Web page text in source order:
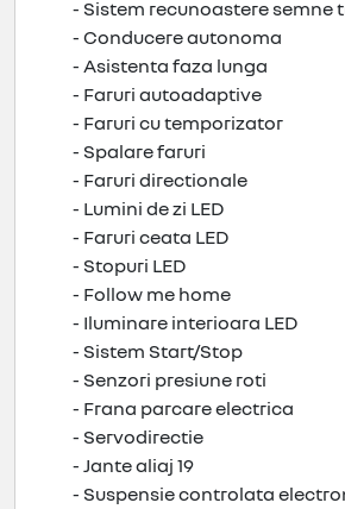
- Sistem recunoastere semne
- Conducere autonoma
- Asistenta faza lunga
- Faruri autoadaptive
- Faruri cu temporizator
- Spalare faruri
- Faruri directionale
- Lumini de zi LED
- Faruri ceata LED
- Stopuri LED
- Follow me home
- Iluminare interioara LED
- Sistem Start/Stop
- Senzori presiune roti
- Frana parcare electrica
- Servodirectie
- Jante aliaj 19
- Suspensie controlata